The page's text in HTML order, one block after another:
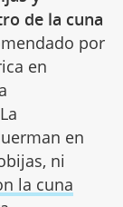
de la cuna
por
en
en
ni
la cuna